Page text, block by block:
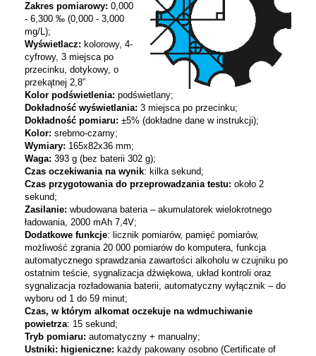
Zakres pomiarowy: 0,000
- 6,300 ‰ (0,000 - 3,000
mg/L);
Wyświetlacz: kolorowy, 4-
cyfrowy, 3 miejsca po
przecinku, dotykowy, o
przekątnej 2,8”
Kolor podświetlenia: podświetlany;
Dokładność wyświetlania: 3 miejsca po przecinku;
Dokładność pomiaru: ±5% (dokładne dane w instrukcji);
Kolor: srebrno-czarny;
Wymiary: 165x82x36 mm;
Waga: 393 g (bez baterii 302 g);
Czas oczekiwania na wynik: kilka sekund;
Czas przygotowania do przeprowadzania testu: około 2
sekund;
Zasilanie: wbudowana bateria – akumulatorek wielokrotnego
ładowania, 2000 mAh 7,4V;
Dodatkowe funkcje: licznik pomiarów, pamięć pomiarów,
możliwość zgrania 20 000 pomiarów do komputera, funkcja
automatycznego sprawdzania zawartości alkoholu w czujniku po
ostatnim teście, sygnalizacja dźwiękowa, układ kontroli oraz
sygnalizacja rozładowania baterii, automatyczny wyłącznik – do
wyboru od 1 do 59 minut;
Czas, w którym alkomat oczekuje na wdmuchiwanie
powietrza: 15 sekund;
Tryb pomiaru: automatyczny + manualny;
Ustniki: higieniczne: każdy pakowany osobno (Certificate of